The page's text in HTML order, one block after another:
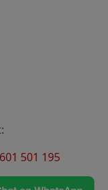
501 195